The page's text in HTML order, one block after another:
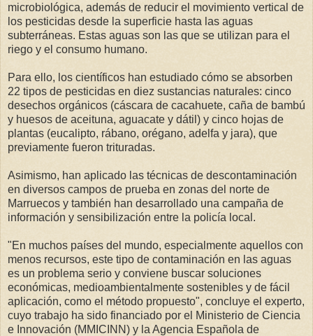
microbiológica, además de reducir el movimiento vertical de
los pesticidas desde la superficie hasta las aguas
subterráneas. Estas aguas son las que se utilizan para el
riego y el consumo humano.
Para ello, los científicos han estudiado cómo se absorben
22 tipos de pesticidas en diez sustancias naturales: cinco
desechos orgánicos (cáscara de cacahuete, caña de bambú
y huesos de aceituna, aguacate y dátil) y cinco hojas de
plantas (eucalipto, rábano, orégano, adelfa y jara), que
previamente fueron trituradas.
Asimismo, han aplicado las técnicas de descontaminación
en diversos campos de prueba en zonas del norte de
Marruecos y también han desarrollado una campaña de
información y sensibilización entre la policía local.
"En muchos países del mundo, especialmente aquellos con
menos recursos, este tipo de contaminación en las aguas
es un problema serio y conviene buscar soluciones
económicas, medioambientalmente sostenibles y de fácil
aplicación, como el método propuesto", concluye el experto,
cuyo trabajo ha sido financiado por el Ministerio de Ciencia
e Innovación (MMICINN) y la Agencia Española de